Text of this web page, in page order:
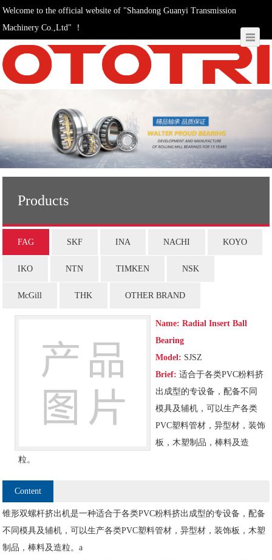
Welcome to the official website of "Shandong Guanyi Transmission
Machinery Co.,Ltd" ！
Products
FAG SKF INA NACHI KOYO
IKO NTN TIMKEN NSK
McGill THK OTHER BRAND
Name:Radial Insert Ball
Bearing
Model: SJSZ
Brief:适合于各类PVC粉料挤
出成型的专设备，配备不同
模具及辅机，可以生产各类
PVC塑料管材，异型材，装饰
板，木塑制品，棒料及造
粒。
Content
锥形双螺杆挤出机是一种适合于各类PVC粉料挤出成型的专设备，配备
不同模具及辅机，可以生产各类PVC塑料管材，异型材，装饰板，木塑
制品，棒料及造粒。a